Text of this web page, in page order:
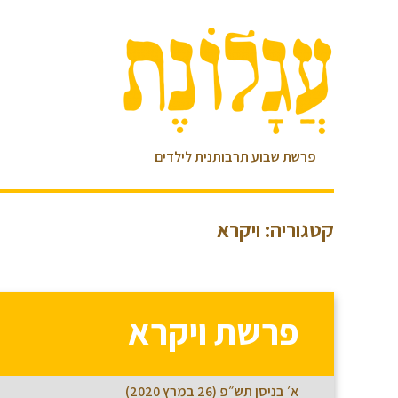
פרשת שבוע תרבותנית לילדים
קטגוריה: ויקרא
פרשת ויקרא
א׳ בניסן תש״פ (26 במרץ 2020)